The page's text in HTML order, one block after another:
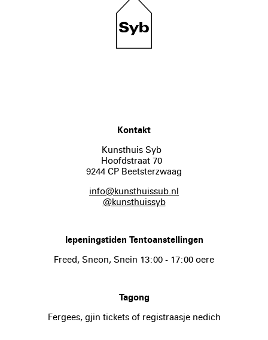
Kontakt
Kunsthuis Syb
Hoofdstraat 70
9244 CP Beetsterzwaag
info@kunsthuissub.nl
@kunsthuissyb
Iepeningstiden Tentoanstellingen
Freed, Sneon, Snein 13:00 - 17:00 oere
Tagong
Fergees, gjin tickets of registraasje nedich